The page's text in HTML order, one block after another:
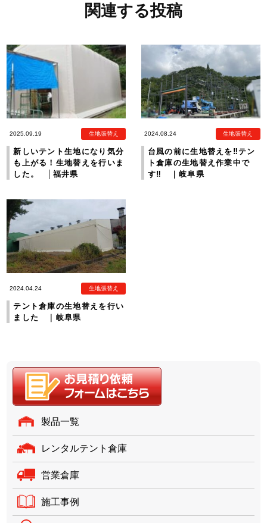
関連する投稿
2025.09.19 生地張替え
新しいテント生地になり気分
も上がる！生地替えを行いま
した。 │福井県
2024.08.24 生地張替え
台風の前に生地替えを‼テン
ト倉庫の生地替え作業中で
す‼ ｜岐阜県
2024.04.24 生地張替え
テント倉庫の生地替えを行い
ました ｜岐阜県
製品一覧
レンタルテント倉庫
営業倉庫
施工事例